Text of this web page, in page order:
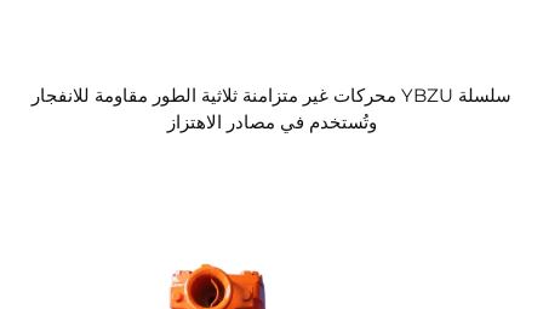
سلسلة YBZU محركات غير متزامنة ثلاثية الطور مقاومة للانفجار
وتُستخدم في مصادر الاهتزاز